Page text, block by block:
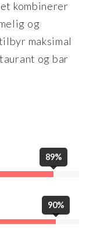
kombinerer
og
maksimal
og bar
89%
90%